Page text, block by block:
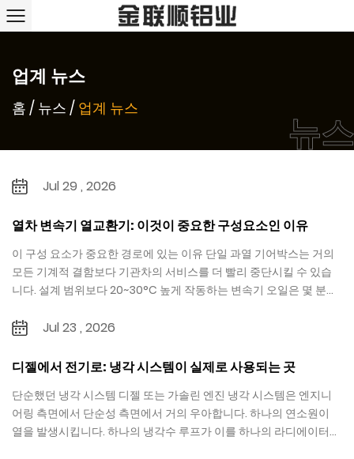
뉴스
업계 뉴스
홈 / 뉴스 / 업계 뉴스
Jul 29 , 2026
열차 변속기 열교환기: 이것이 중요한 구성요소인 이유
이 구성 요소가 중요한 경로에 있는 이유 단일 과열 기어박스는 거의
모든 기계적 결함보다 기관차의 서비스를 더 빨리 중단시킬 수 있습
니다. 설계 범위보다 20~30°C 높게 작동하는 변속기 오일은 몇 분...
Jul 23 , 2026
디젤에서 전기로: 냉각 시스템이 실제로 사용되는 곳
단순했던 냉각 시스템 디젤 또는 가솔린 엔진 냉각 시스템은 엔지니
어링 측면에서 단순성 측면에서 거의 우아합니다. 하나의 연소원이
열을 발생시킵니다. 하나의 냉각수 루프가 이를 하나의 라디에이터로